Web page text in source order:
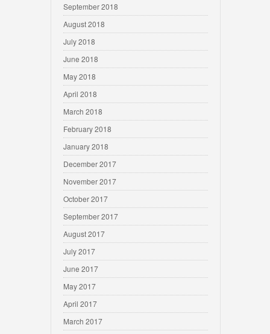
September 2018
August 2018
July 2018
June 2018
May 2018
April 2018
March 2018
February 2018
January 2018
December 2017
November 2017
October 2017
September 2017
August 2017
July 2017
June 2017
May 2017
April 2017
March 2017